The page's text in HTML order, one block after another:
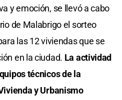
y emoción, se llevó a cabo
de Malabrigo el sorteo
las 12 viviendas que se
en la ciudad. La actividad
técnicos de la
y Urbanismo